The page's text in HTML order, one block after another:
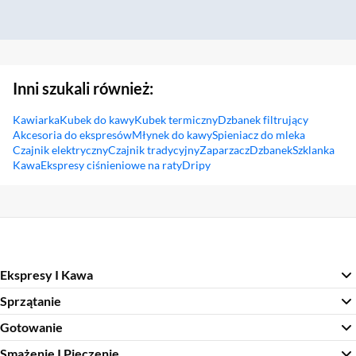
Inni szukali również:
KawiarkaKubek do kawyKubek termicznyDzbanek filtrujący
Akcesoria do ekspresówMłynek do kawySpieniacz do mleka
Czajnik elektrycznyCzajnik tradycyjnyZaparzaczDzbanekSzklanka
KawaEkspresy ciśnieniowe na ratyDripy
Ekspresy I Kawa
Sprzątanie
Gotowanie